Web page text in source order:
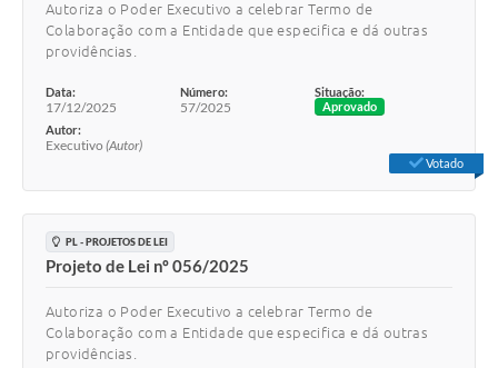
Autoriza o Poder Executivo a celebrar Termo de
Colaboração com a Entidade que especifica e dá outras
providências.
Data:
17/12/2025
Número:
57/2025
Situação:
Aprovado
Autor:
Executivo (Autor)
Votado
PL - PROJETOS DE LEI
Projeto de Lei nº 056/2025
Autoriza o Poder Executivo a celebrar Termo de
Colaboração com a Entidade que especifica e dá outras
providências.